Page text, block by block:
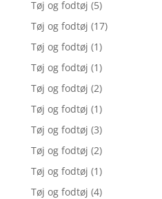
Tøj og fodtøj (5)
Tøj og fodtøj (17)
Tøj og fodtøj (1)
Tøj og fodtøj (1)
Tøj og fodtøj (2)
Tøj og fodtøj (1)
Tøj og fodtøj (3)
Tøj og fodtøj (2)
Tøj og fodtøj (1)
Tøj og fodtøj (4)